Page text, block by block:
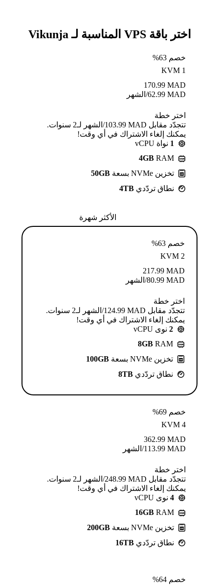
اختر باقة VPS المناسبة لـ Vikunja
خصم 63%
KVM 1
MAD
170.99
MAD
62.99/الشهر
اختر خطة
تتجدّد مقابل MAD ⁦103.99⁩/الشهر لـ2 سنوات.
يمكنك إلغاء الاشتراك في أي وقت!
1 نواة vCPU
4GB RAM
تخزين NVMe بسعة
50GB
نطاق تردّدي 4TB
الأكثر شهرة
خصم 63%
KVM 2
MAD
217.99
MAD
80.99/الشهر
اختر خطة
تتجدّد مقابل MAD ⁦124.99⁩/الشهر لـ2 سنوات.
يمكنك إلغاء الاشتراك في أي وقت!
2 نوى vCPU
8GB RAM
تخزين NVMe بسعة
100GB
نطاق تردّدي 8TB
خصم 69%
KVM 4
MAD
362.99
MAD
113.99/الشهر
اختر خطة
تتجدّد مقابل MAD ⁦248.99⁩/الشهر لـ2 سنوات.
يمكنك إلغاء الاشتراك في أي وقت!
4 نوى vCPU
16GB RAM
تخزين NVMe بسعة
200GB
نطاق تردّدي 16TB
خصم 64%